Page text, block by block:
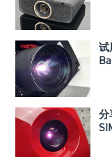
试
分